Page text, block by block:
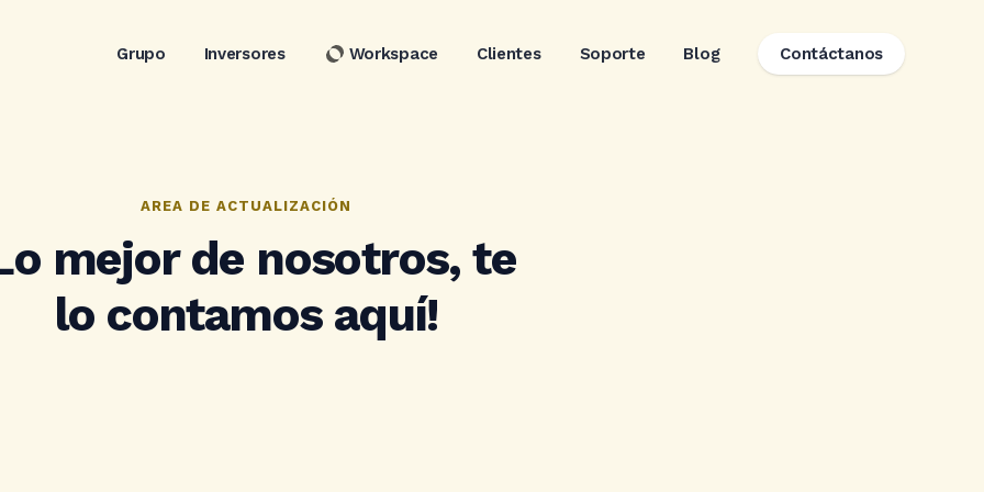
Grupo Inversores Workspace Clientes Soporte Blog Contáctanos
AREA DE ACTUALIZACIÓN
mejor de nosotros, te
lo contamos aquí!